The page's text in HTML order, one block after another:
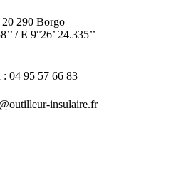
20 290 Borgo
/ E 9°26’ 24.335’’
: 04 95 57 66 83
insulaire.fr